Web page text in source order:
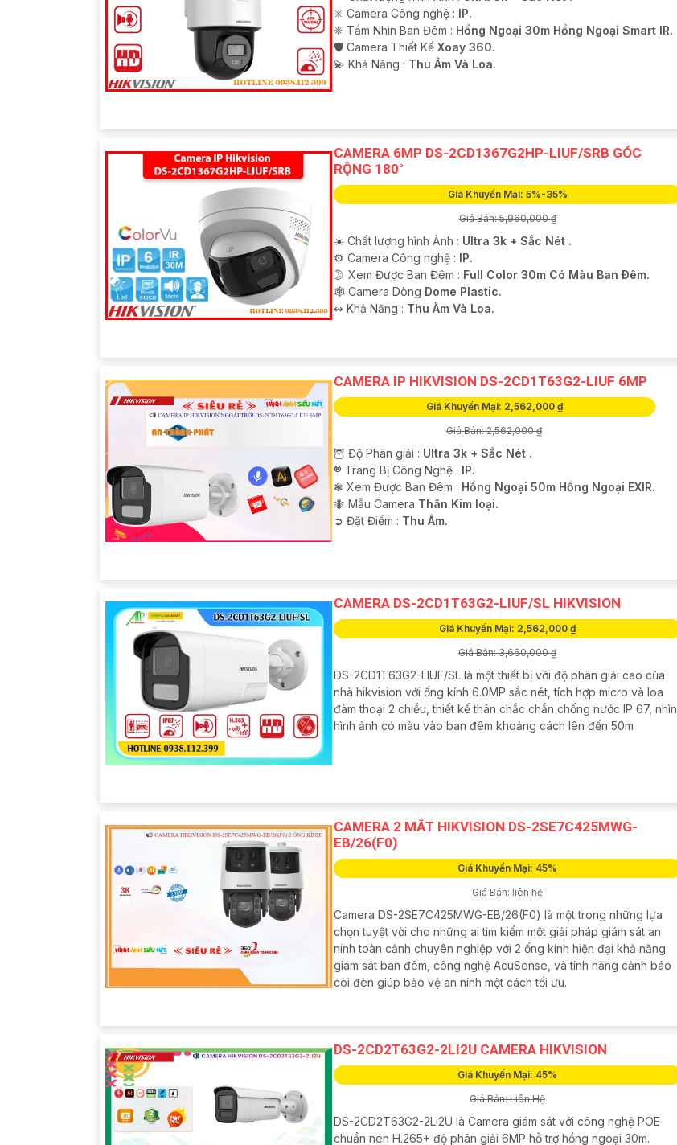
✳️ Camera Công nghệ : IP.
❈ Tầm Nhìn Ban Đêm : Hồng Ngoại 30m Hồng Ngoại Smart IR.
🛡 Camera Thiết Kế Xoay 360.
️💫 Khả Năng : Thu Âm Và Loa.
CAMERA 6MP DS-2CD1367G2HP-LIUF/SRB GÓC
RỘNG 180°
Giá Khuyến Mại: 5%-35%
Giá Bán: 5,960,000 ₫
☀️ Chất lượng hình Ảnh : Ultra 3k + Sắc Nét .
⚙ Camera Công nghệ : IP.
🌛 Xem Được Ban Đêm : Full Color 30m Có Màu Ban Ðêm.
🕸️ Camera Dòng Dome Plastic.
️↭ Khả Năng : Thu Âm Và Loa.
CAMERA IP HIKVISION DS-2CD1T63G2-LIUF 6MP
Giá Khuyến Mại: 2,562,000 ₫
Giá Bán: 2,562,000 ₫
🦉 Độ Phân giải : Ultra 3k + Sắc Nét .
®️ Trang Bị Công Nghệ : IP.
❃ Xem Được Ban Đêm : Hồng Ngoại 50m Hồng Ngoại EXIR.
🐜 Mẫu Camera Thân Kim loại.
️➲ Đặt Điểm : Thu Âm.
CAMERA DS-2CD1T63G2-LIUF/SL HIKVISION
Giá Khuyến Mại: 2,562,000 ₫
Giá Bán: 3,660,000 ₫
DS-2CD1T63G2-LIUF/SL là một thiết bị với độ phân giải cao của
nhà hikvision với ống kính 6.0MP sắc nét, tích hợp micro và loa
đàm thoại 2 chiều, thiết kế thân chắc chắn chống nước IP 67, nhìn
hình ảnh có màu vào ban đêm khoảng cách lên đến 50m
CAMERA 2 MẮT HIKVISION DS-2SE7C425MWG-
EB/26(F0)
Giá Khuyến Mại: 45%
Giá Bán: liên hệ
Camera DS-2SE7C425MWG-EB/26(F0) là một trong những lựa
chọn tuyệt vời cho những ai tìm kiếm một giải pháp giám sát an
ninh toàn cảnh chuyên nghiệp với 2 ống kính hiện đại khả năng
giám sát ban đêm, công nghệ AcuSense, và tính năng cảnh báo
còi đèn giúp bảo vệ an ninh một cách tối ưu.
DS-2CD2T63G2-2LI2U CAMERA HIKVISION
Giá Khuyến Mại: 45%
Giá Bán: Liên Hệ
DS-2CD2T63G2-2LI2U là Camera giám sát với công nghệ POE
chuẩn nén H.265+ độ phân giải 6MP hỗ trợ hồng ngoại 30m.